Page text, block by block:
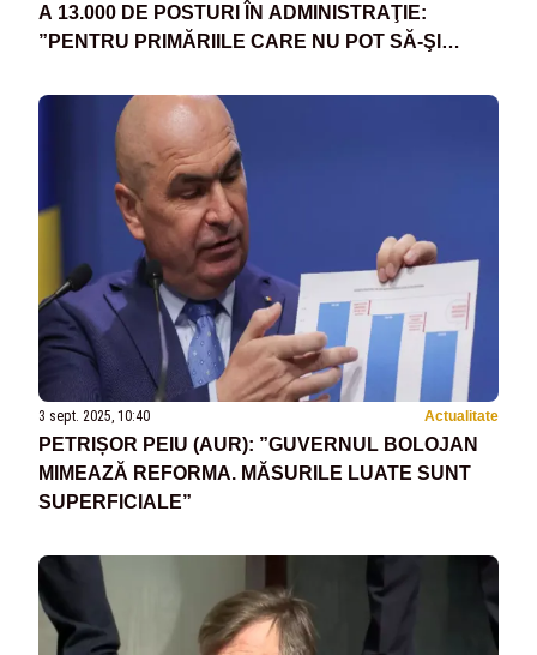
A 13.000 DE POSTURI ÎN ADMINISTRAŢIE:
”PENTRU PRIMĂRIILE CARE NU POT SĂ-ŞI
TREBUIE O GRILĂ FOARTE CLARĂ DE
SALARIZARE”
3 sept. 2025, 10:40 Actualitate
PETRIȘOR PEIU (AUR): ”GUVERNUL BOLOJAN
MIMEAZĂ REFORMA. MĂSURILE LUATE SUNT
SUPERFICIALE”